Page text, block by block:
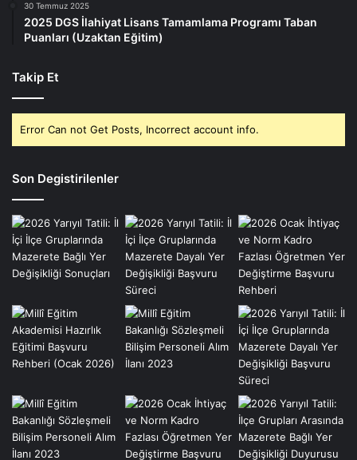
30 Temmuz 2025
2025 DGS İlahiyat Lisans Tamamlama Programı Taban
Puanları (Uzaktan Eğitim)
Takip Et
Error Can not Get Posts, Incorrect account info.
Son Degistirilenler